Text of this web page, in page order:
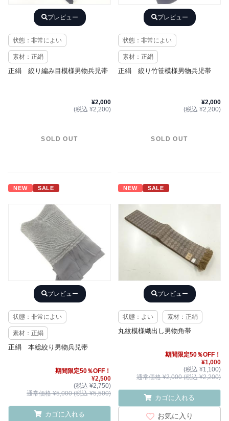
プレビュー
状態：非常によい
素材：正絹
正絹 絞り編み目模様男物兵児帯
¥2,000
(税込 ¥2,200)
SOLD OUT
プレビュー
状態：非常によい
素材：正絹
正絹 絞り竹笹模様男物兵児帯
¥2,000
(税込 ¥2,200)
SOLD OUT
NEW SALE
プレビュー
状態：非常によい
素材：正絹
正絹 本総絞り男物兵児帯
期間限定50％OFF！
¥2,500
(税込 ¥2,750)
通常価格 ¥5,000 (税込 ¥5,500)
カゴに入れる
NEW SALE
プレビュー
状態：よい 素材：正絹
丸紋模様織出し男物角帯
期間限定50％OFF！
¥1,000
(税込 ¥1,100)
通常価格 ¥2,000 (税込 ¥2,200)
カゴに入れる
お気に入り